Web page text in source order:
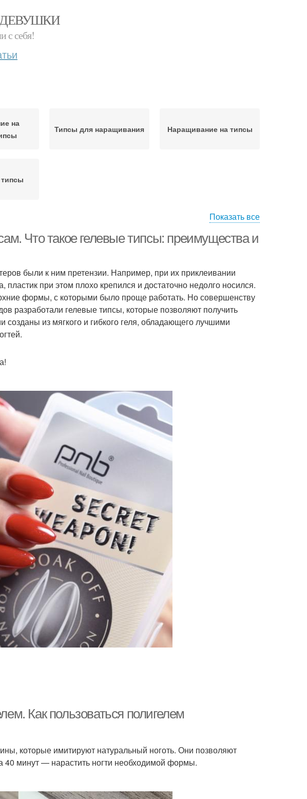
ДЕВУШКИ
с себя!
на
Типсы для наращивания Наращивание на типсы
Показать все
Что такое гелевые типсы: преимущества и
были к ним претензии. Например, при их приклеивании
пластик при этом плохо крепился и достаточно недолго носился.
формы, с которыми было проще работать. Но совершенству
разработали гелевые типсы, которые позволяют получить
созданы из мягкого и гибкого геля, обладающего лучшими
Как пользоваться полигелем
которые имитируют натуральный ноготь. Они позволяют
минут — нарастить ногти необходимой формы.